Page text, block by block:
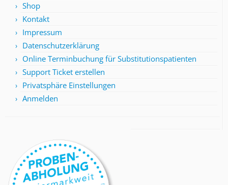
Shop
Kontakt
Impressum
Datenschutzerklärung
Online Terminbuchung für Substitutionspatienten
Support Ticket erstellen
Privatsphäre Einstellungen
Anmelden